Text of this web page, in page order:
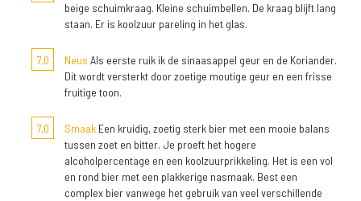
beige schuimkraag. Kleine schuimbellen. De kraag blijft lang
staan. Er is koolzuur pareling in het glas.
7,0 Neus Als eerste ruik ik de sinaasappel geur en de Koriander.
Dit wordt versterkt door zoetige moutige geur en een frisse
fruitige toon.
7,0 Smaak Een kruidig, zoetig sterk bier met een mooie balans
tussen zoet en bitter. Je proeft het hogere
alcoholpercentage en een koolzuurprikkeling. Het is een vol
en rond bier met een plakkerige nasmaak. Best een
complex bier vanwege het gebruik van veel verschillende